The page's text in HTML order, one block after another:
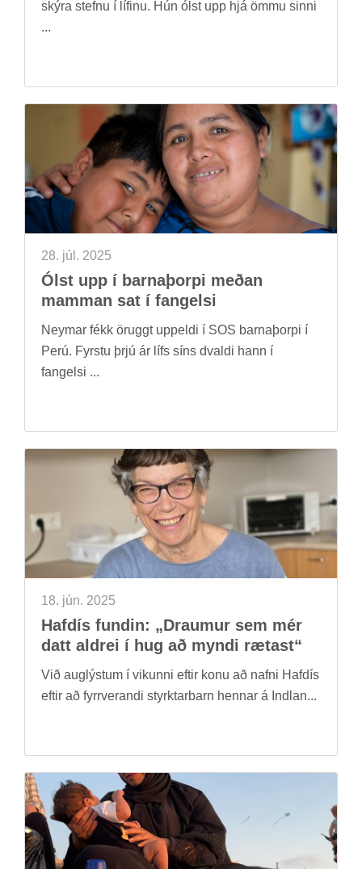
skýra stefnu í líf­inu. Hún ólst upp hjá ömmu sinni
...
28. júl. 2025
Ólst upp í barna­þorpi með­an
mamm­an sat í fang­elsi
Neym­ar fékk ör­uggt upp­eldi í SOS barna­þorpi í
Perú. Fyrstu þrjú ár lífs síns dvaldi hann í
fang­elsi ...
18. jún. 2025
Haf­dís fund­in: „Draum­ur sem mér
datt aldrei í hug að myndi ræt­ast“
Við aug­lýst­um í vik­unni eft­ir konu að nafni Haf­dís
eft­ir að fyrr­ver­andi styrkt­ar­barn henn­ar á Indl­an...